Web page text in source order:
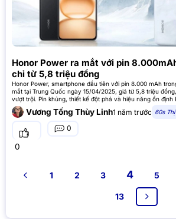
Honor Power ra mắt với pin
chỉ từ 5,8 triệu đồng
Honor Power, smartphone đầu tiên với pin 8.000 mAh
mắt tại Trung Quốc ngày 15/04/2025, giá từ 5,8 triệu
vượt trội. Pin khủng, thiết kế đột phá và hiệu năng ổn
15/4/2025 tại Trung Quốc, gây
Vương Tống Thùy Linh1 năm trước 60s
0
0
1 2 3 4 5
13